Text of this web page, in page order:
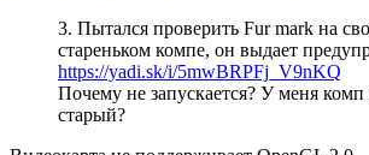
3. Пытался проверить Fur mark на
стареньком компе, он выдает
https://yadi.sk/i/5mwBRPFj_V9nKQ
Почему не запускается? У меня
старый?